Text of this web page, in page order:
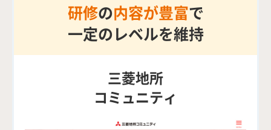
研修の内容が豊富で
一定のレベルを維持
三菱地所
コミュニティ